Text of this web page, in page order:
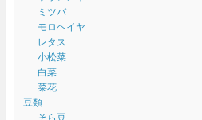
ミツバ
モロヘイヤ
レタス
小松菜
白菜
菜花
豆類
そら豆